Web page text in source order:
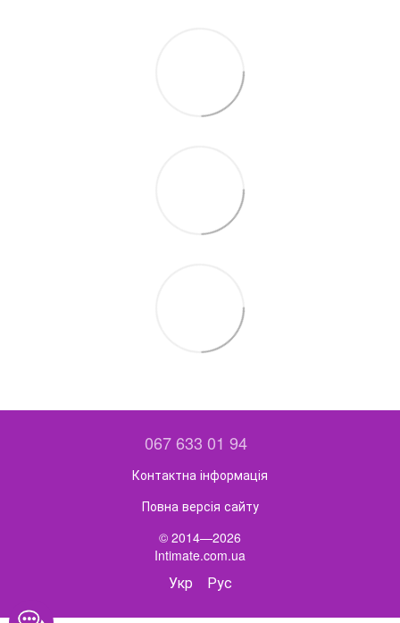
067 633 01 94
Контактна інформація
Повна версія сайту
© 2014—2026
Intimate.com.ua
Укр Рус